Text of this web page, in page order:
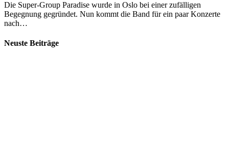
Die Super-Group Paradise wurde in Oslo bei einer zufälligen
Begegnung gegründet. Nun kommt die Band für ein paar Konzerte
nach…
Neuste Beiträge